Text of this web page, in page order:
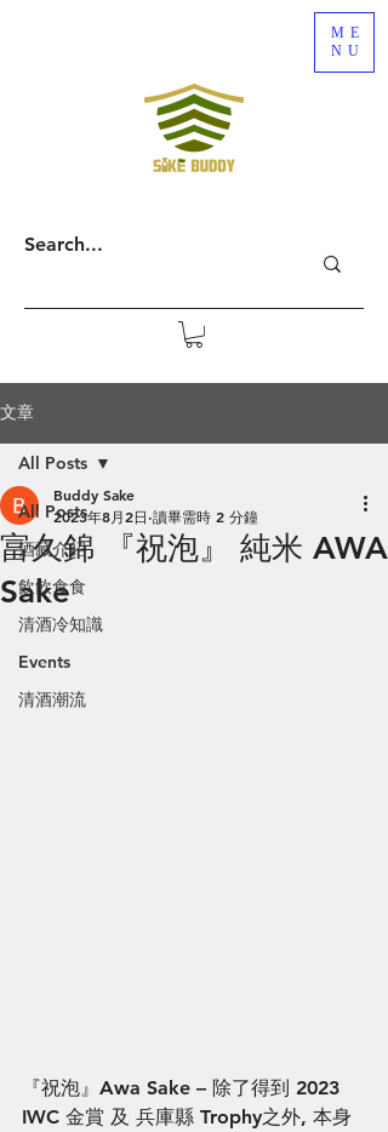
ME
NU
文章
All Posts
酒藏介紹
飲飲食食
清酒冷知識
Events
清酒潮流
All Posts
富久錦 『祝泡』 純米 AWA
Sake
Buddy Sake
2023年8月2日 讀畢需時 2 分鐘
『祝泡』Awa Sake – 除了得到 2023
IWC 金賞 及 兵庫縣 Trophy之外, 本身